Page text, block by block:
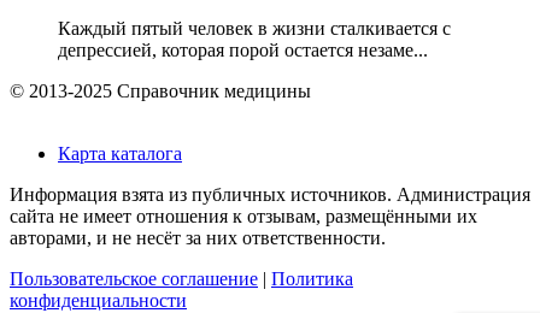
Каждый пятый человек в жизни сталкивается с
депрессией, которая порой остается незаме...
© 2013-2025 Справочник медицины
Карта каталога
Информация взята из публичных источников. Администрация
сайта не имеет отношения к отзывам, размещёнными их
авторами, и не несёт за них ответственности.
Пользовательское соглашение
Политика
конфиденциальности